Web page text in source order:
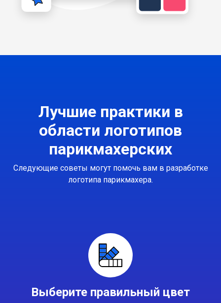
Лучшие практики в
области логотипов
парикмахерских
Следующие советы могут помочь вам в разработке
логотипа парикмахера.
Выберите правильный цвет